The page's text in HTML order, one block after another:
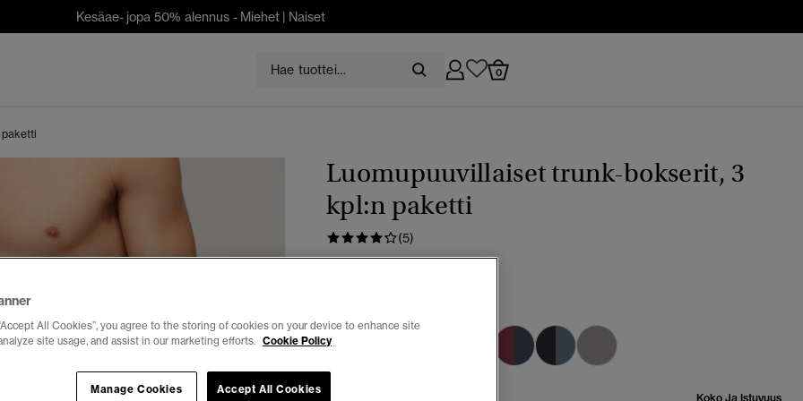
Kesäae- jopa 50% alennus - Miehet | Naiset
0
Luomupuuvillaiset trunk-bokserit, 3
kpl:n paketti
(5)
valittu
Koko Ja Istuvuus
All Cookies”, you agree to the storing of cookies on your device to enhance site
site usage, and assist in our marketing efforts. Cookie Policy
Accept All Cookies
Manage Cookies